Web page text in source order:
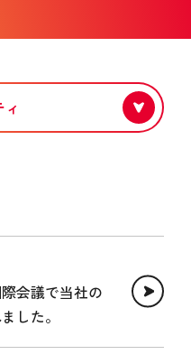
会議で当社の
した。